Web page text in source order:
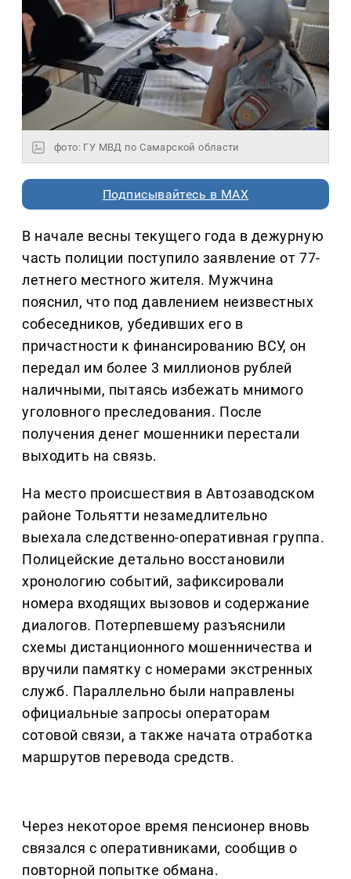
фото: ГУ МВД по Самарской области
Подписывайтесь в MAX
В начале весны текущего года в дежурную
часть полиции поступило заявление от 77-
летнего местного жителя. Мужчина
пояснил, что под давлением неизвестных
собеседников, убедивших его в
причастности к финансированию ВСУ, он
передал им более 3 миллионов рублей
наличными, пытаясь избежать мнимого
уголовного преследования. После
получения денег мошенники перестали
выходить на связь.
На место происшествия в Автозаводском
районе Тольятти незамедлительно
выехала следственно-оперативная группа.
Полицейские детально восстановили
хронологию событий, зафиксировали
номера входящих вызовов и содержание
диалогов. Потерпевшему разъяснили
схемы дистанционного мошенничества и
вручили памятку с номерами экстренных
служб. Параллельно были направлены
официальные запросы операторам
сотовой связи, а также начата отработка
маршрутов перевода средств.
Через некоторое время пенсионер вновь
связался с оперативниками, сообщив о
повторной попытке обмана.